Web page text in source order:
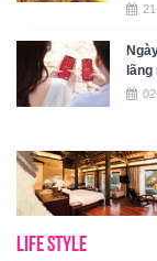
lãng
LIFE STYLE